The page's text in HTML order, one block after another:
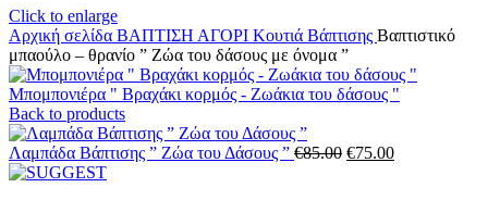
Click to enlarge
Αρχική σελίδα ΒΑΠΤΙΣΗ ΑΓΟΡΙ Κουτιά Βάπτισης Βαπτιστικό
μπαούλο – θρανίο ” Ζώα του δάσους με όνομα ”
Μπομπονιέρα " Βραχάκι κορμός - Ζωάκια του δάσους "
Back to products
Λαμπάδα Βάπτισης ” Ζώα του Δάσους ” €85.00 Original
€75.00Η